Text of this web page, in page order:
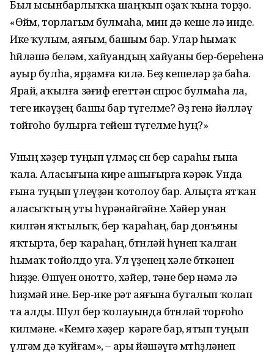
Был ысынбарлыҡҡа шаңҡып оҙаҡ ҡына торҙо.
«Өйөм, торлағым булмаһа, мин дә кеше лә инде.
Ике ҡулым, аяғым, башым бар. Улар һымаҡ
һөйләшә беләм, хайуандың хайуаны бер-береһенә
ауыр булһа, ярҙамға килә. Беҙ кешеләр ҙә баһа.
Ярай, аҡылға зәғиф егеттән спрос булмаһа ла,
теге икәүҙең башы бар түгелме? Әҙ генә йәлләү
тойғоһо булырға тейеш түгелме һуң?»
Уның хәҙер туңып үлмәҫ өсөн бер сараһы ғына
ҡала. Аласығына кире ашығырға кәрәк. Унда
ғына туңып үлеүҙән ҡотолоу бар. Алыҫта ятҡан
аласыҡтың уты һүрәнәйгәйне. Хәйер унан
килгән яҡтылыҡ, бер ҡараһаң, бар донъяны
яҡтырта, бер ҡараһаң, бөтөнләй һүнеп ҡалған
һымаҡ тойолдо уға. Ул үҙенең хәле бөткәнен
һиҙҙе. Өшөүен онотто, хәйер, тәне бер нәмә лә
һиҙмәй ине. Бер-ике рәт аяғына буталып ҡолап
та алды. Шул бер ҡолауында бөтөнләй торғоһо
килмәне. «Кемгә хәҙер кәрәге бар, ятып туңып
үлгәм дә ҡуйғам», – ары йәшәүгә өмөтһөҙләнеп